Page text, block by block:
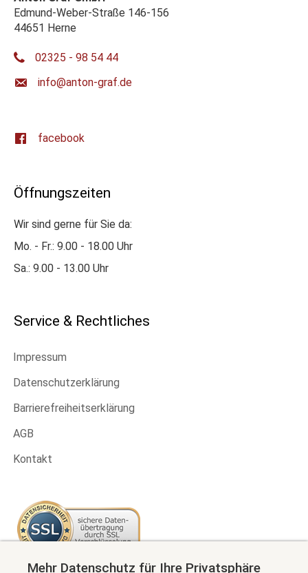
Edmund-Weber-Straße 146-156
44651 Herne
02325 - 98 54 44
ed.farg-notna@ofni
facebook
Öffnungszeiten
Wir sind gerne für Sie da:
Mo. - Fr.: 9.00 - 18.00 Uhr
Sa.: 9.00 - 13.00 Uhr
Service & Rechtliches
Impressum
Datenschutzerklärung
Barrierefreiheitserklärung
AGB
Kontakt
Mehr Datenschutz für Ihre Privatsphäre